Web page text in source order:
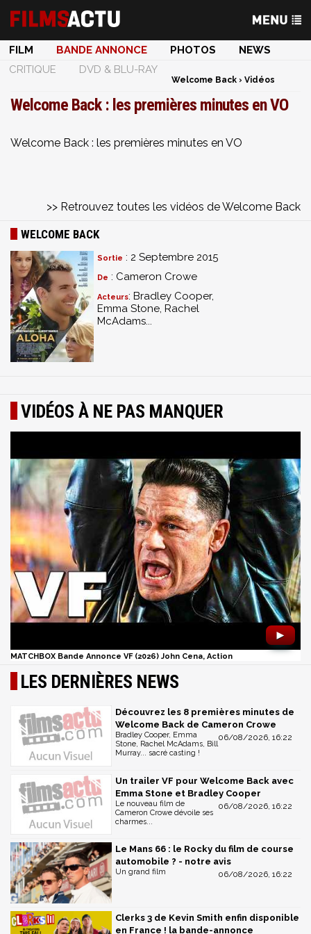
FILM BANDE ANNONCE PHOTOS
NEWS
CRITIQUE
DVD & BLU-RAY
Welcome Back › Vidéos
Welcome Back : les premières minutes en VO
Welcome Back : les premières minutes en VO
>> Retrouvez toutes les vidéos de Welcome Back
WELCOME BACK
Sortie : 2 Septembre 2015
De : Cameron Crowe
Acteurs: Bradley Cooper,
Emma Stone, Rachel
McAdams...
VIDÉOS À NE PAS MANQUER
►
MATCHBOX Bande Annonce VF (2026) John Cena, Action
LES DERNIÈRES NEWS
Découvrez les 8 premières minutes de
Welcome Back de Cameron Crowe
06/08/2026, 16:22
Bradley Cooper, Emma
Stone, Rachel McAdams, Bill
Murray... sacré casting !
Un trailer VF pour Welcome Back avec
Emma Stone et Bradley Cooper
06/08/2026, 16:22
Le nouveau film de
Cameron Crowe dévoile ses
charmes...
Le Mans 66 : le Rocky du film de course
automobile ? - notre avis
06/08/2026, 16:22
Un grand film
Clerks 3 de Kevin Smith enfin disponible
en France ! la bande-annonce